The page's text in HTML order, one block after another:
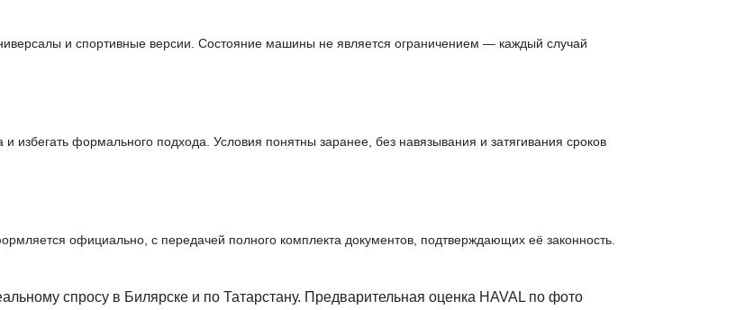
и спортивные версии. Состояние машины не является ограничением — каждый случай
формального подхода. Условия понятны заранее, без навязывания и затягивания сроков
официально, с передачей полного комплекта документов, подтверждающих её законность.
спросу в Билярске и по Татарстану. Предварительная оценка HAVAL по фото